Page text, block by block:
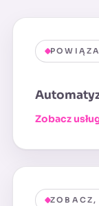
Zobacz
ZOBACZ,